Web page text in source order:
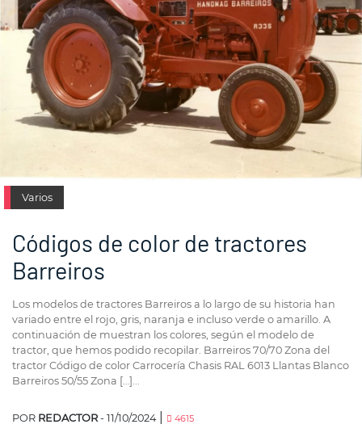
Varios
Códigos de color de tractores
Barreiros
Los modelos de tractores Barreiros a lo largo de su historia han
variado entre el rojo, gris, naranja e incluso verde o amarillo. A
continuación de muestran los colores, según el modelo de
tractor, que hemos podido recopilar. Barreiros 70/70 Zona del
tractor Código de color Carrocería Chasis RAL 6013 Llantas Blanco
Barreiros 50/55 Zona […]...
POR REDACTOR - 11/10/2024| 4615